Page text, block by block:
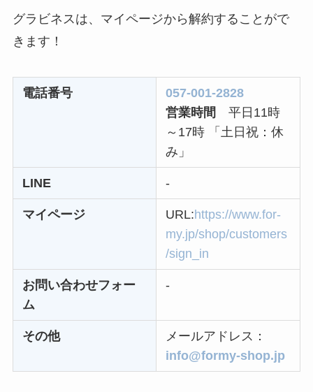
Sivorune(シボルネ)
る方法ある？
ニューZの解約まと
め！電話が繋がらな
い時の裏ワザ
ニーを電話から解約
する方法を完全攻略
グラビネスは、マイページから解約することがで
きます！
電話番号
057-001-2828
営業時間
平日11時
～17時 「土日祝：休
み」
LINE -
マイページ URL: https://www.for-
my.jp/shop/customers
/sign_in
お問い合わせフォー
ム
-
その他
メールアドレス：
info@formy-shop.jp